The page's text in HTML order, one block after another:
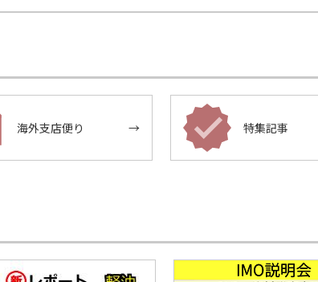
海外支店便り → 特集記事